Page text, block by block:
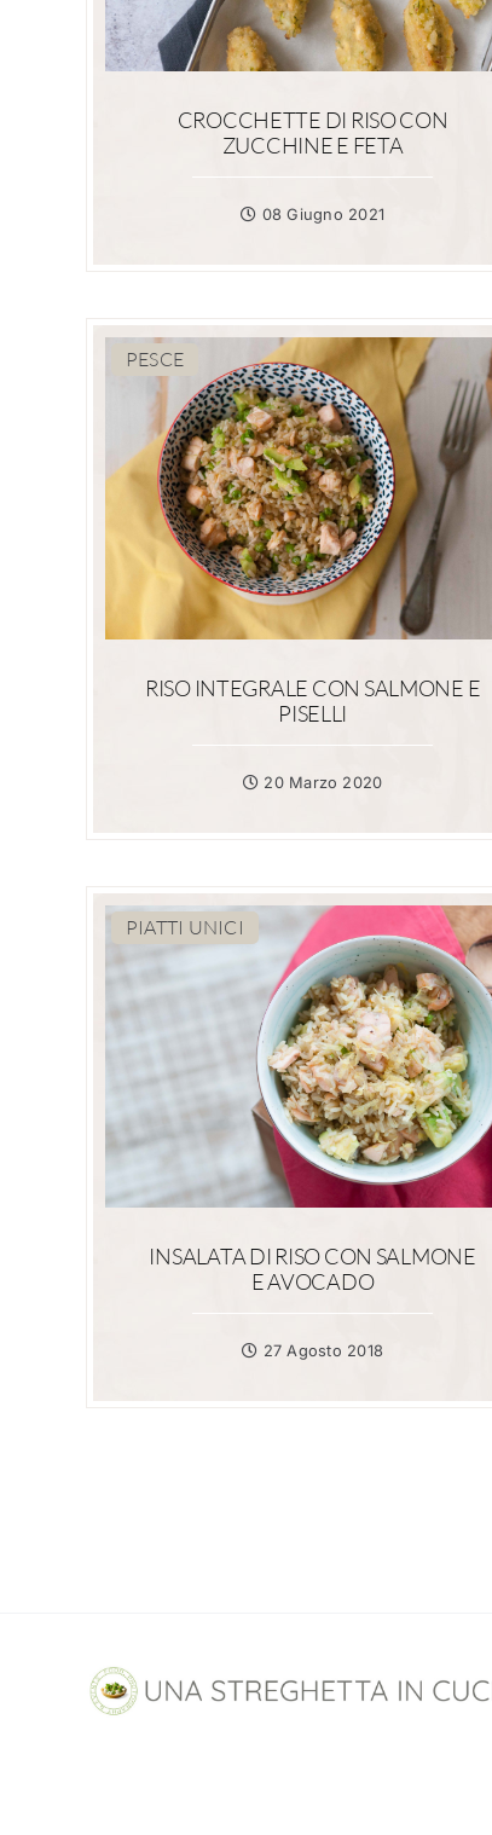
CROCCHETTE DI RISO CON
ZUCCHINE E FETA
08 Giugno 2021
PESCE
RISO INTEGRALE CON SALMONE E
PISELLI
20 Marzo 2020
PIATTI UNICI
INSALATA DI RISO CON SALMONE
E AVOCADO
27 Agosto 2018